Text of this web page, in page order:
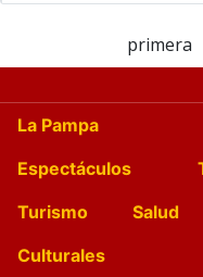
primera
La Pampa
Espectáculos
Turismo
Salud
Culturales